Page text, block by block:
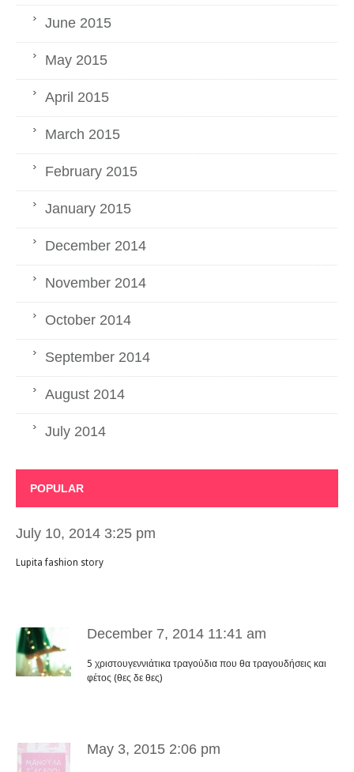
June 2015
May 2015
April 2015
March 2015
February 2015
January 2015
December 2014
November 2014
October 2014
September 2014
August 2014
July 2014
POPULAR
July 10, 2014 3:25 pm
Lupita fashion story
December 7, 2014 11:41 am
5 χριστουγεννιάτικα τραγούδια που θα τραγουδήσεις και
φέτος (θες δε θες)
May 3, 2015 2:06 pm